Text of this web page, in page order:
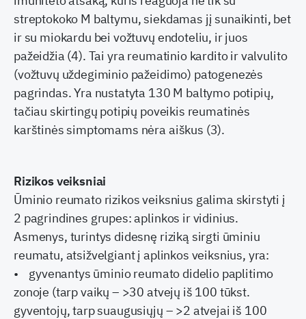
streptokoko M baltymu, siekdamas jį sunaikinti, bet
ir su miokardu bei vožtuvų endoteliu, ir juos
pažeidžia (4). Tai yra reumatinio kardito ir valvulito
(vožtuvų uždegiminio pažeidimo) patogenezės
pagrindas. Yra nustatyta 130 M baltymo potipių,
tačiau skirtingų potipių poveikis reumatinės
karštinės simptomams nėra aiškus (3).
Rizikos veiksniai
Ūminio reumato rizikos veiksnius galima skirstyti į
2 pagrindines grupes: aplinkos ir vidinius.
Asmenys, turintys didesnę riziką sirgti ūminiu
reumatu, atsižvelgiant į aplinkos veiksnius, yra:
• gyvenantys ūminio reumato didelio paplitimo
zonoje (tarp vaikų – >30 atvejų iš 100 tūkst.
gyventojų, tarp suaugusiųjų – >2 atvejai iš 100